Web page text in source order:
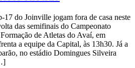
17 do Joinville jogam fora de casa neste
das semifinais do Campeonato
de Atletas do Avaí, em
a equipe da Capital, às 13h30. Já a
no estádio Domingues Silveira